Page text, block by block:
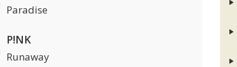
Paradise
P!NK
Runaway